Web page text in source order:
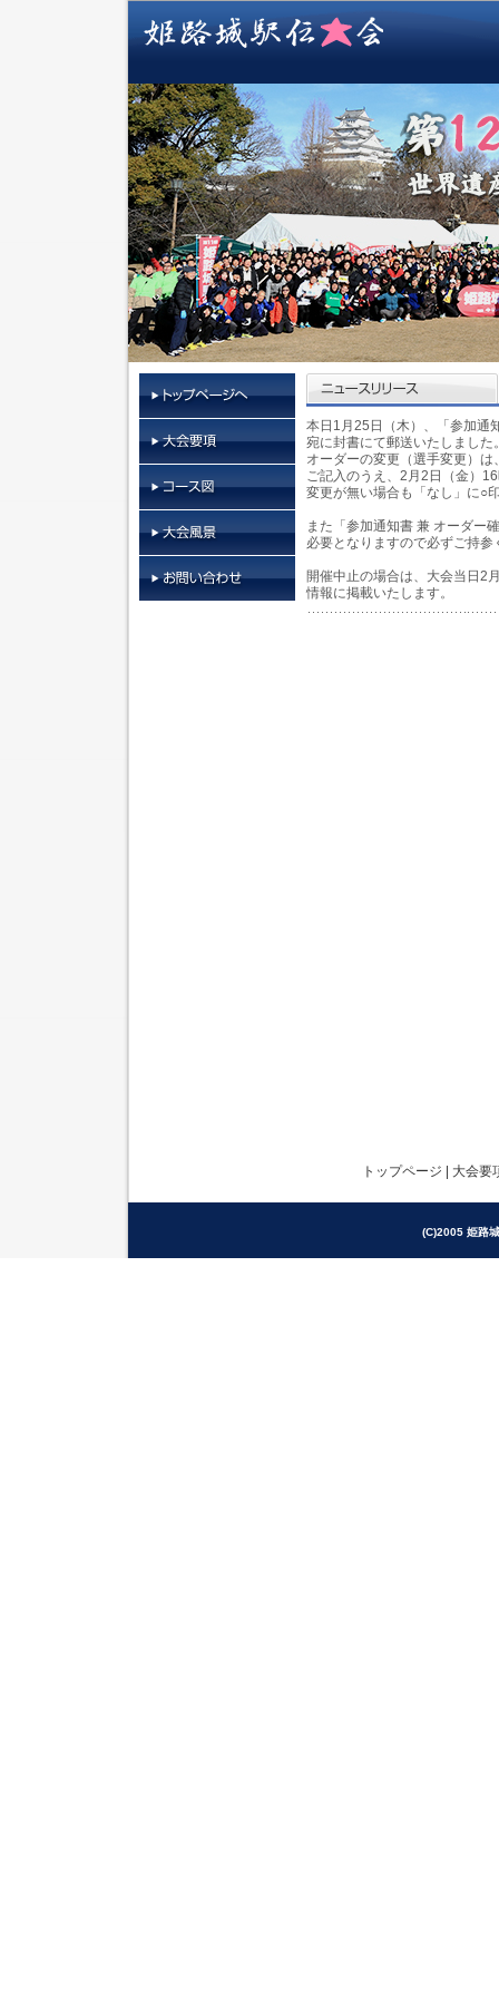
本日1月25日（木）、「参加通
宛に封書にて郵送いたしまし
オーダーの変更（選手変更）
ご記入のうえ、2月2日（金）
変更が無い場合も「なし」に○
また「参加通知書 兼 オーダー
必要となりますので必ずご持
開催中止の場合は、大会当日2
情報に掲載いたします。
トップページ 大会要
(C)2005 姫路